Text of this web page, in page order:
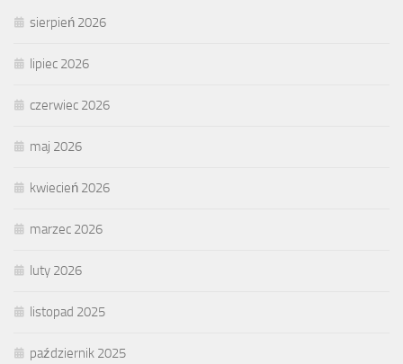
sierpień 2026
lipiec 2026
czerwiec 2026
maj 2026
kwiecień 2026
marzec 2026
luty 2026
listopad 2025
październik 2025